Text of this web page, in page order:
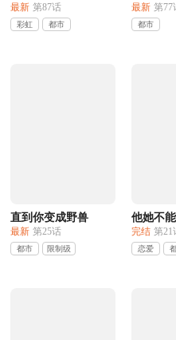
最新 第87话
彩虹 都市
最新 第77
都市
直到你变成野兽
最新 第25话
都市 限制级
他她不
完结 第21
恋爱